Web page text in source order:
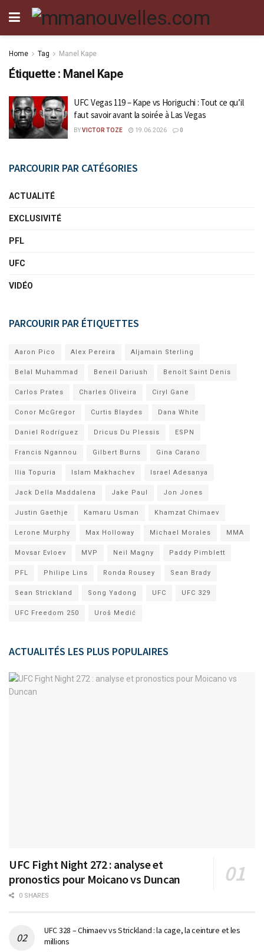
Home Tag Manel Kape
Étiquette : Manel Kape
UFC Vegas 119 – Kape vs Horiguchi : Tout ce qu’il
faut savoir avant la soirée à Las Vegas
BYVICTOR TOZE 19.06.2026 0
PARCOURIR PAR CATÉGORIES
ACTUALITÉ
EXCLUSIVITÉ
PFL
UFC
VIDÉO
PARCOURIR PAR ÉTIQUETTES
Aaron Pico Alex Pereira Aljamain Sterling
Belal Muhammad Beneil Dariush Benoît Saint Denis
Carlos Prates Charles Oliveira Ciryl Gane
Conor McGregor Curtis Blaydes Dana White
Daniel Rodríguez Dricus Du Plessis ESPN
Francis Ngannou Gilbert Burns Gina Carano
Ilia Topuria Islam Makhachev Israel Adesanya
Jack Della Maddalena Jake Paul Jon Jones
Justin Gaethje Kamaru Usman Khamzat Chimaev
Lerone Murphy Max Holloway Michael Morales MMA
Movsar Evloev MVP Neil Magny Paddy Pimblett
PFL Philipe Lins Ronda Rousey Sean Brady
Sean Strickland Song Yadong UFC UFC 329
UFC Freedom 250 Uroš Medić
ACTUALITÉS LES PLUS POPULAIRES
UFC Fight Night 272 : analyse et
pronostics pour Moicano vs Duncan
0 SHARES
UFC 328 – Chimaev vs Strickland : la cage, la ceinture et les
millions